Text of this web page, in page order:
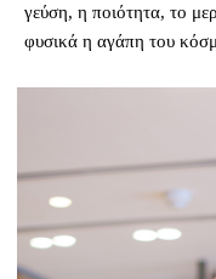
γεύση, η ποιότητα, το
φυσικά η αγάπη του